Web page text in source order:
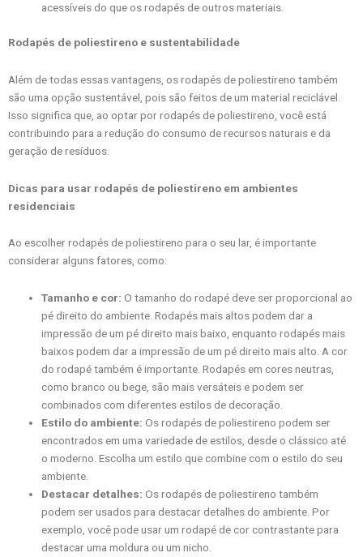
acessíveis do que os rodapés de outros materiais.
Rodapés de poliestireno e sustentabilidade
Além de todas essas vantagens, os rodapés de poliestireno também
são uma opção sustentável, pois são feitos de um material reciclável.
Isso significa que, ao optar por rodapés de poliestireno, você está
contribuindo para a redução do consumo de recursos naturais e da
geração de resíduos.
Dicas para usar rodapés de poliestireno em ambientes
residenciais
Ao escolher rodapés de poliestireno para o seu lar, é importante
considerar alguns fatores, como:
Tamanho e cor: O tamanho do rodapé deve ser proporcional ao
pé direito do ambiente. Rodapés mais altos podem dar a
impressão de um pé direito mais baixo, enquanto rodapés mais
baixos podem dar a impressão de um pé direito mais alto. A cor
do rodapé também é importante. Rodapés em cores neutras,
como branco ou bege, são mais versáteis e podem ser
combinados com diferentes estilos de decoração.
Estilo do ambiente: Os rodapés de poliestireno podem ser
encontrados em uma variedade de estilos, desde o clássico até
o moderno. Escolha um estilo que combine com o estilo do seu
ambiente.
Destacar detalhes: Os rodapés de poliestireno também
podem ser usados para destacar detalhes do ambiente. Por
exemplo, você pode usar um rodapé de cor contrastante para
destacar uma moldura ou um nicho.